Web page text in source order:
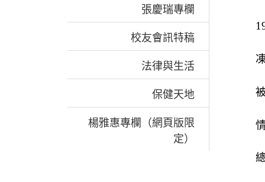
張慶瑞專欄
校友會訊特稿
法律與生活
保健天地
楊雅惠專欄（網頁版限
定）